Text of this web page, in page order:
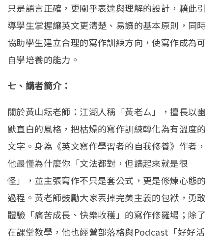
只是語言正確， 更關乎表達與理解的設計，藉此引
導學生掌握讓英文更清楚、 易讀的基本原則，同時
協助學生建立合理的寫作訓練方向，使寫作成為可
自學培養的能力。
七、講者簡介：
關於黃山耘老師：江湖人稱「黃老ㄙ」，擅長以幽
默直白的風格， 把枯燥的寫作訓練轉化為有溫度的
文字。身為《英文寫作學習者的自我修養》作者，
他最懂為什麼你「文法都對，但讀起來就是很
怪」，並主張寫作不只是套公式， 更是修煉心態的
過程。黃老師鼓勵大家丟掉完美主義的包袱， 勇敢
體驗「痛苦成長、快樂收穫」的寫作修羅場；除了
在課堂教學，他也經營部落格與Podcast「好好活